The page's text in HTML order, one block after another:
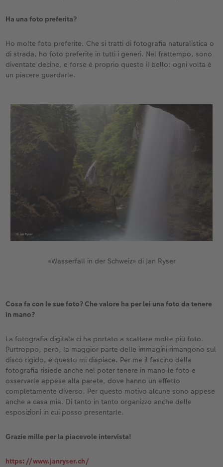
Ha una foto preferita?
Ho molte foto preferite. Che si tratti di fotografia naturalistica o
di strada, ho foto preferite in tutti i generi. Nel frattempo, sono
diventate decine, e forse è proprio questo il bello: ogni volta è
un piacere guardarle.
«Wasserfall in der Schweiz» di Jan Ryser
Cosa fa con le sue foto? Che valore ha per lei una foto da tenere
in mano?
La fotografia digitale ci ha portato a scattare molte più foto.
Purtroppo, però, la maggior parte delle immagini rimangono sul
disco rigido, e questo mi dispiace. Per me il fascino della
fotografia risiede anche nel poter tenere in mano le foto e
osservarle appese alla parete, dove hanno un effetto
completamente diverso. Per questo motivo alcune sono appese
anche a casa mia. Di tanto in tanto organizzo anche delle
esposizioni in cui posso presentarle.
Grazie mille per la piacevole intervista!
https://www.janryser.ch/